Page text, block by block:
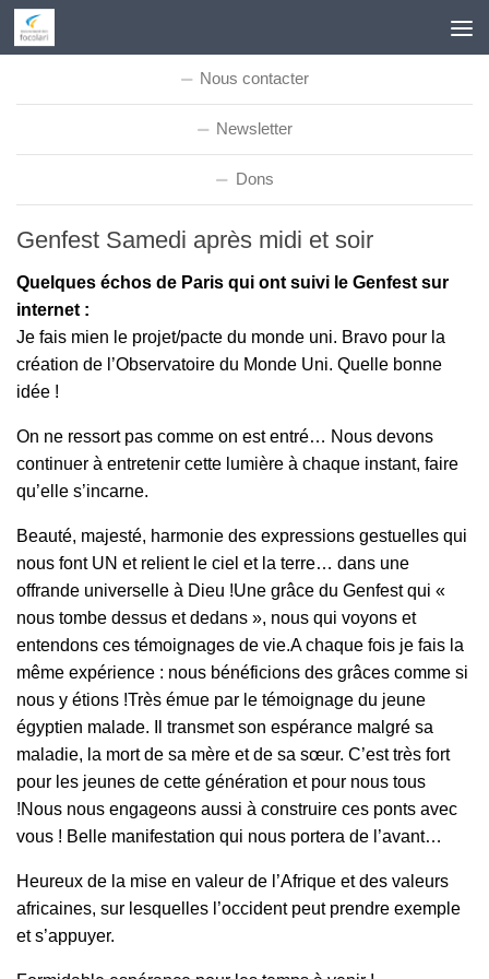
Skip to content
Nous contacter
Newsletter
Dons
Genfest Samedi après midi et soir
Quelques échos de Paris qui ont suivi le Genfest sur
internet :
Je fais mien le projet/pacte du monde uni. Bravo pour la
création de l’Observatoire du Monde Uni. Quelle bonne
idée !
On ne ressort pas comme on est entré… Nous devons
continuer à entretenir cette lumière à chaque instant, faire
qu’elle s’incarne.
Beauté, majesté, harmonie des expressions gestuelles qui
nous font UN et relient le ciel et la terre… dans une
offrande universelle à Dieu !Une grâce du Genfest qui «
nous tombe dessus et dedans », nous qui voyons et
entendons ces témoignages de vie.A chaque fois je fais la
même expérience : nous bénéficions des grâces comme si
nous y étions !Très émue par le témoignage du jeune
égyptien malade. Il transmet son espérance malgré sa
maladie, la mort de sa mère et de sa sœur. C’est très fort
pour les jeunes de cette génération et pour nous tous
!Nous nous engageons aussi à construire ces ponts avec
vous ! Belle manifestation qui nous portera de l’avant…
Heureux de la mise en valeur de l’Afrique et des valeurs
africaines, sur lesquelles l’occident peut prendre exemple
et s’appuyer.